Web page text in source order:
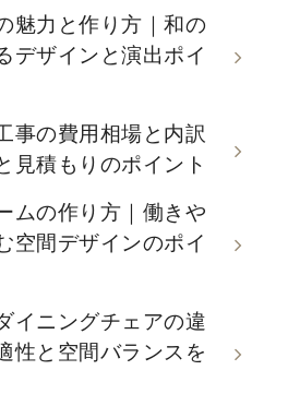
魅力と作り方｜和の
デザインと演出ポイ
事の費用相場と内訳
見積もりのポイント
ムの作り方｜働きや
空間デザインのポイ
イニングチェアの違
性と空間バランスを